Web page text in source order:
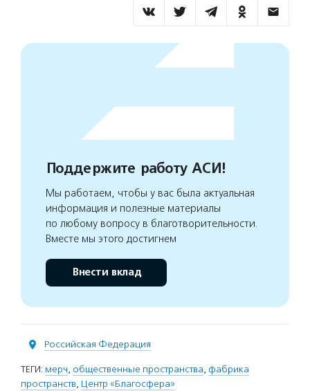
Поддержите работу АСИ!
Мы работаем, чтобы у вас была актуальная
информация и полезные материалы
по любому вопросу в благотворительности.
Вместе мы этого достигнем
Внести вклад
Российская Федерация
ТЕГИ: мерч, общественные пространства, фабрика
пространств, Центр «Благосфера»